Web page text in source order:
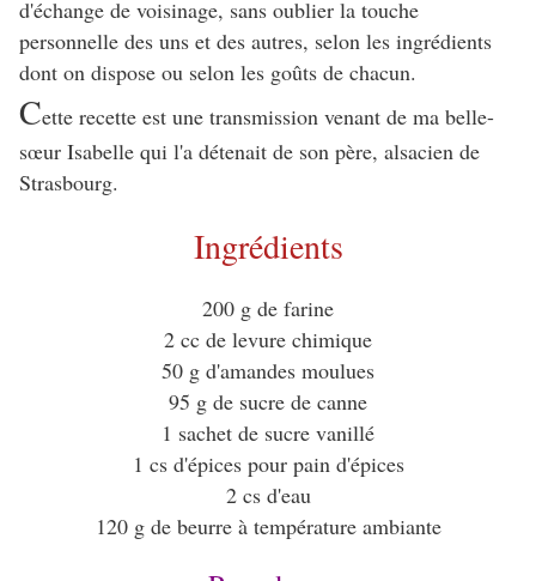
d'échange de voisinage, sans oublier la touche
personnelle des uns et des autres, selon les ingrédients
dont on dispose ou selon les goûts de chacun.
Cette recette est une transmission venant de ma belle-
sœur Isabelle qui l'a détenait de son père, alsacien de
Strasbourg.
Ingrédients
200 g de farine
2 cc de levure chimique
50 g d'amandes moulues
95 g de sucre de canne
1 sachet de sucre vanillé
1 cs d'épices pour pain d'épices
2 cs d'eau
120 g de beurre à température ambiante